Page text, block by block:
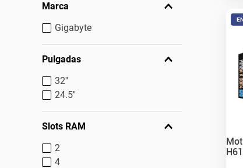
Marca
Gigabyte
Pulgadas
32''
24.5''
Slots RAM
2
4